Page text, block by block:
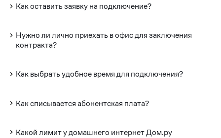
Как оставить заявку на подключение?
Нужно ли лично приехать в офис для заключения
контракта?
Как выбрать удобное время для подключения?
Как списывается абонентская плата?
Какой лимит у домашнего интернет Дом.ру